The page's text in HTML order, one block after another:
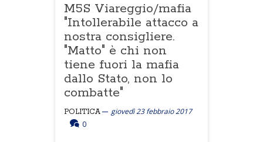
M5S Viareggio/mafia
"Intollerabile attacco a
nostra consigliere.
"Matto" è chi non
tiene fuori la mafia
dallo Stato, non lo
combatte"
POLITICA
giovedì 23 febbraio 2017
0